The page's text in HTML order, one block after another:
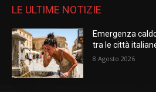
LE ULTIME NOTIZIE
Emergenza
tra le città
8 Agosto 2026